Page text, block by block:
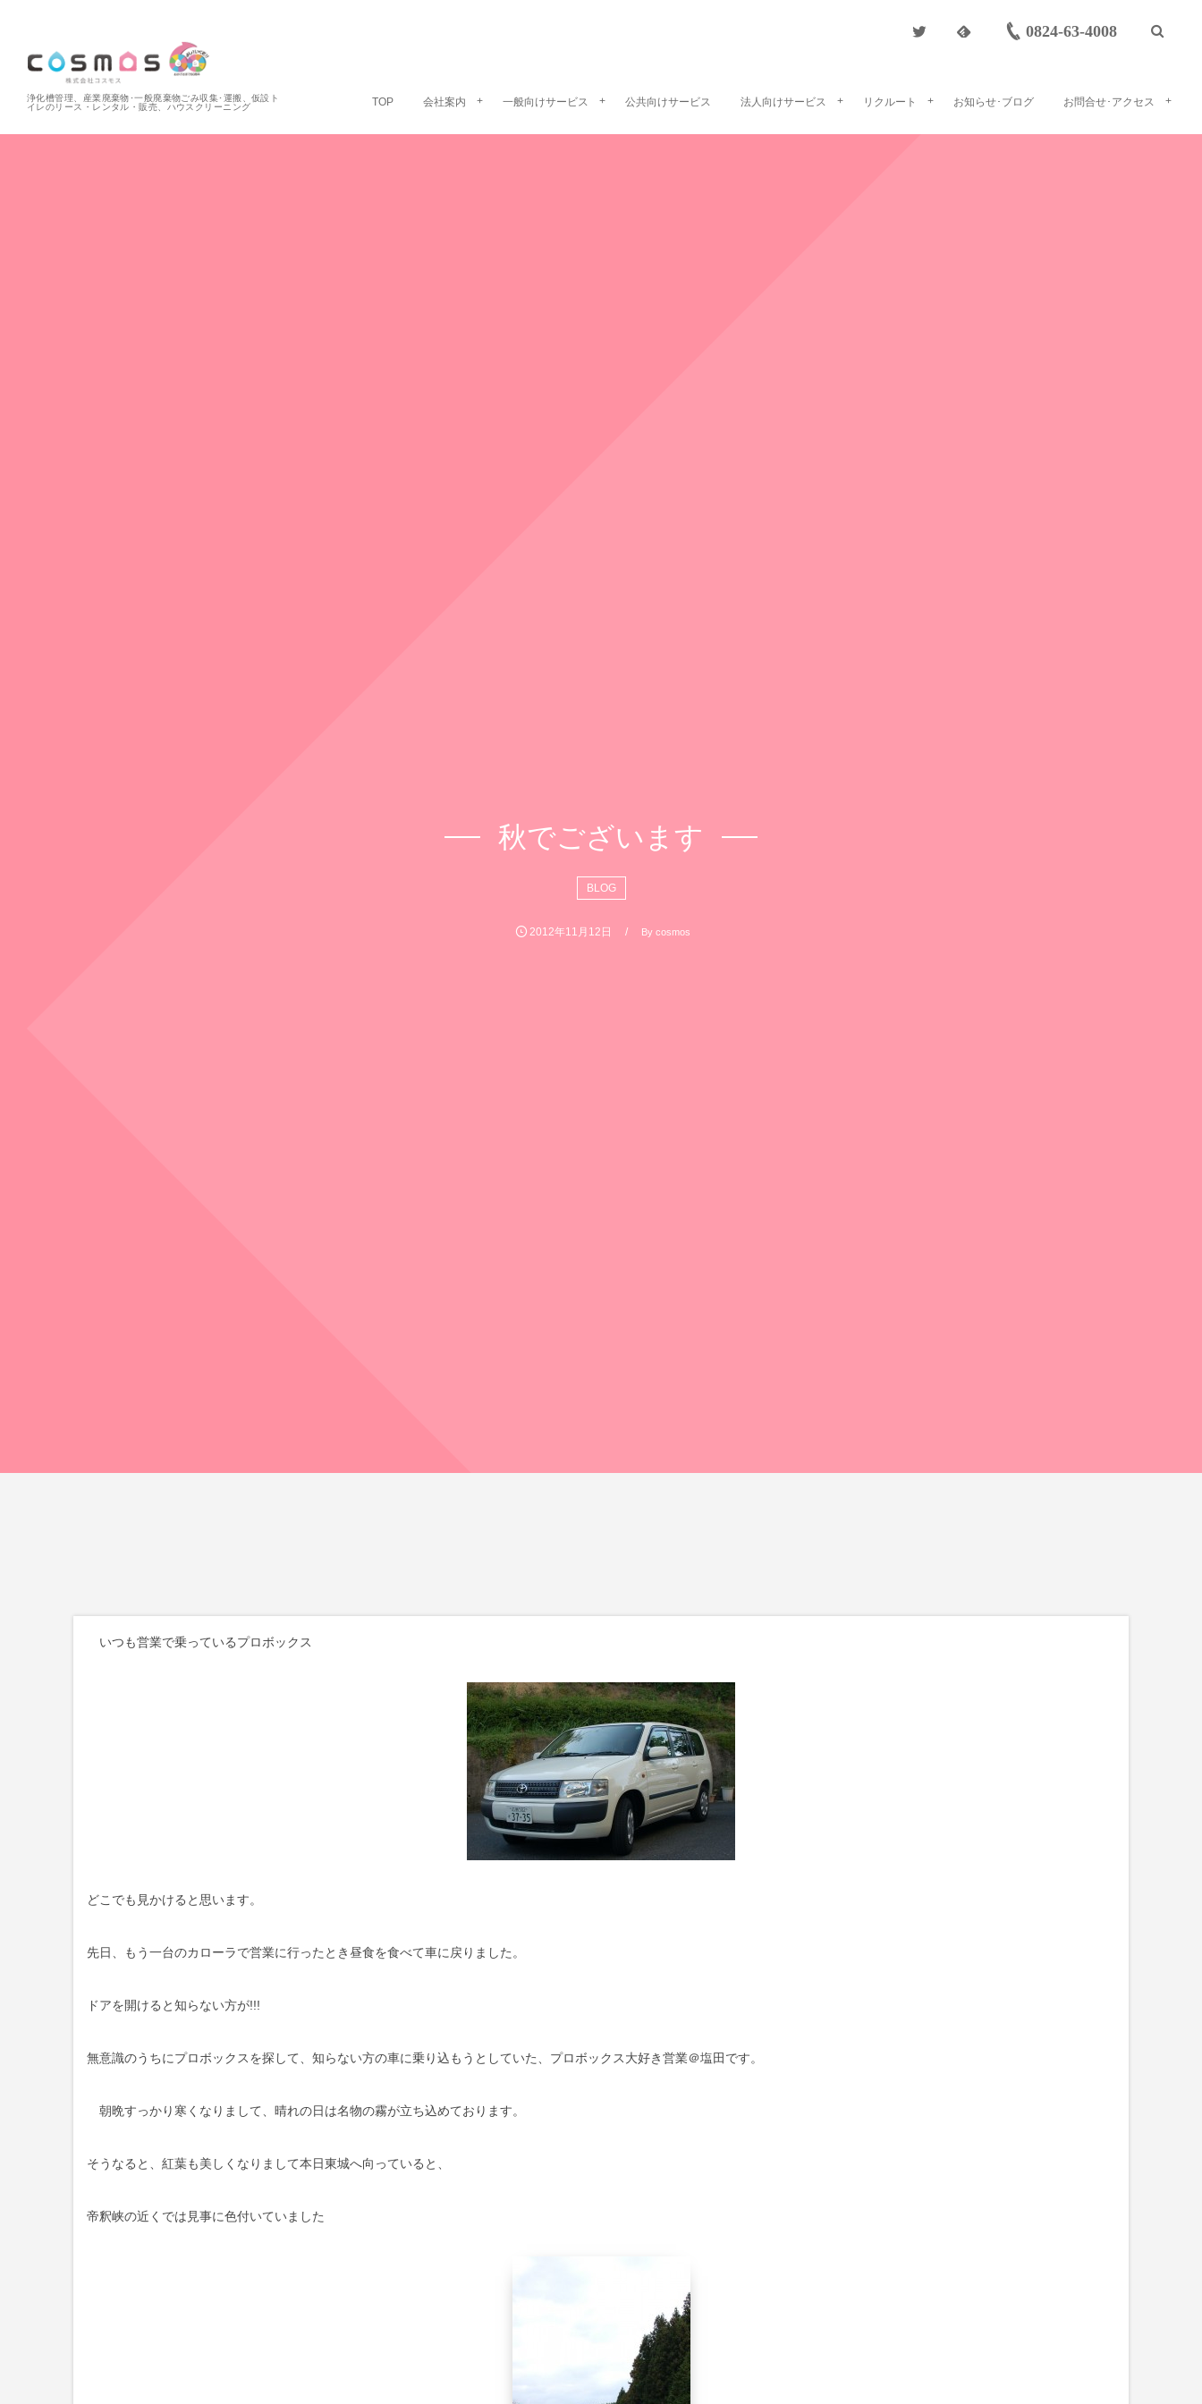
浄化槽管理、産業廃棄物･一般廃棄物ごみ収集･運搬、仮設ト
イレのリース・レンタル・販売、ハウスクリーニング
0824-63-4008
TOP 会社案内 一般向けサービス 公共向けサービス 法人向けサービス リクルート お知らせ･ブログ お問合せ･アクセス
秋でございます
BLOG
2012年11月12日 By cosmos
いつも営業で乗っているプロボックス
どこでも見かけると思います。
先日、もう一台のカローラで営業に行ったとき昼食を食べて車に戻りました。
ドアを開けると知らない方が!!!
無意識のうちにプロボックスを探して、知らない方の車に乗り込もうとしていた、プロボックス大好き営業＠塩田です。
朝晩すっかり寒くなりまして、晴れの日は名物の霧が立ち込めております。
そうなると、紅葉も美しくなりまして本日東城へ向っていると、
帝釈峡の近くでは見事に色付いていました